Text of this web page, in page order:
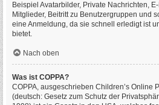
Beispiel Avatarbilder, Private Nachrichten,
Mitglieder, Beitritt zu Benutzergruppen und
eine Anmeldung, da sie schnell erledigt ist
bietet.
Nach oben
Was ist COPPA?
COPPA, ausgeschrieben Children’s Online
(deutsch: Gesetz zum Schutz der